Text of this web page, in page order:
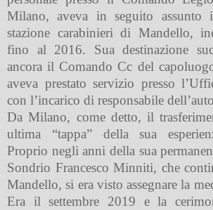
Milano, aveva in seguito assunto
stazione carabinieri di Mandello,
fino al 2016. Sua destinazione
ancora il Comando Cc del
aveva prestato servizio presso
con l’incarico di responsabile
Da Milano, come detto, il
ultima “tappa” della sua
Proprio negli anni della sua
Sondrio Francesco Minniti, che
Mandello, si era visto assegnare la
Era il settembre 2019 e la